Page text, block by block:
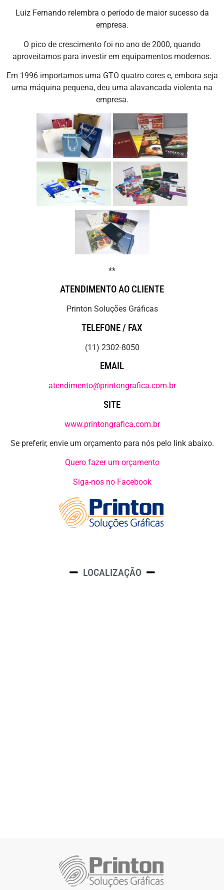
Luiz Fernando relembra o período de maior sucesso da
empresa.
O pico de crescimento foi no ano de 2000, quando
aproveitamos para investir em equipamentos modernos.
Em 1996 importamos uma GTO quatro cores e, embora seja
uma máquina pequena, deu uma alavancada violenta na
empresa.
**
ATENDIMENTO AO CLIENTE
Printon Soluções Gráficas
TELEFONE / FAX
(11) 2302-8050
EMAIL
atendimento@printongrafica.com.br
SITE
www.printongrafica.com.br
Se preferir, envie um orçamento para nós pelo link abaixo.
Quero fazer um orçamento
Siga-nos no Facebook
LOCALIZAÇÃO